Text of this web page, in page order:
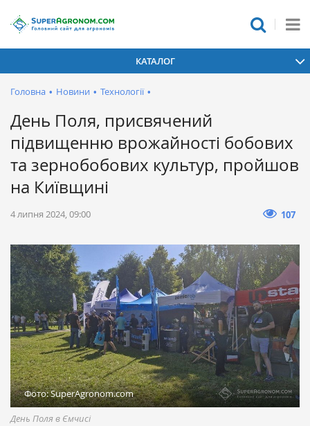
КАТАЛОГ
Головна • Новини • Технології •
День Поля, присвячений
підвищенню врожайності бобових
та зернобобових культур, пройшов
на Київщині
4 липня 2024, 09:00 107
Фото: SuperAgronom.com
День Поля в Ємчисі